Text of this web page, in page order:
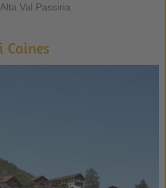
Val Passiria.
Caines